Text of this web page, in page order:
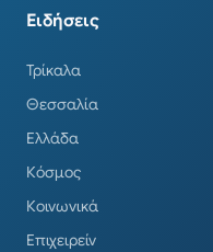
Ειδήσεις
Τρίκαλα
Θεσσαλία
Ελλάδα
Κόσμος
Κοινωνικά
Επιχειρείν